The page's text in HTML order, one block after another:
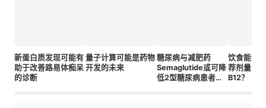
新蛋白质发现可能有
助于改善路易体痴呆
的诊断
量子计算可能是药物
开发的未来
糖尿病与减肥药
Semaglutide或可降
低2型糖尿病患者的
饮食能否
荐剂量的
B12？